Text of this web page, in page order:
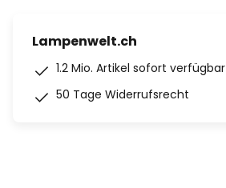
Lampenwelt.ch
1.2 Mio. Artikel sofort verfügbar
50 Tage Widerrufsrecht